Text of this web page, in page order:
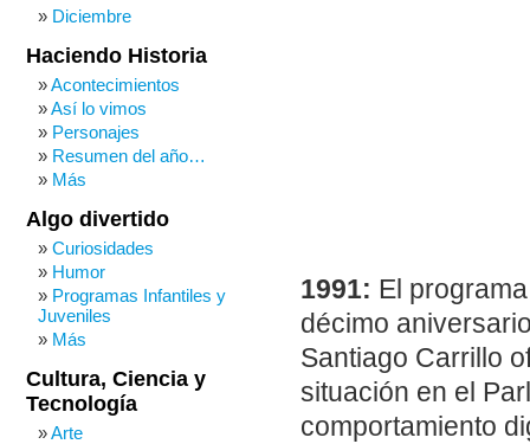
1991: El programa
décimo
Santiago Carrillo
situación en el
comportamiento
Diciembre
Haciendo Historia
Acontecimientos
Así lo vimos
Personajes
Resumen del año…
Más
Algo divertido
Curiosidades
Humor
Programas Infantiles y
Juveniles
Más
Cultura, Ciencia y
Tecnología
Arte